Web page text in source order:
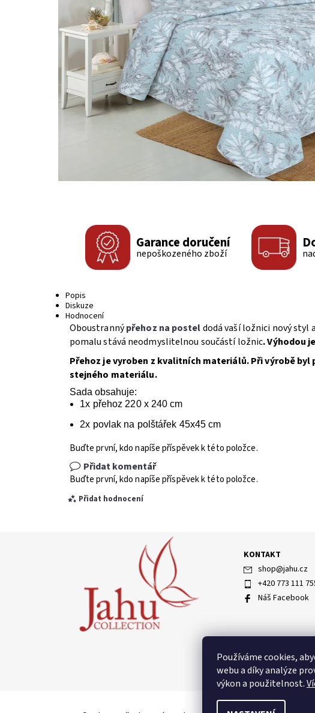
Garance doručení
nepoškozeného zboží
Popis
Diskuze
Hodnocení
Oboustrannýpřehoz na posteldodá vaší ložnici nový styl
pomalu stává neodmyslitelnou součástí ložnic. Výhodou
Přehoz je vyroben z kvalitních materiálů.Při výrobě
stejného materiálu.
Sada obsahuje:
1x přehoz 220 x 240 cm
2x povlak na polštářek 45x45 cm
Buďte první, kdo napíše příspěvek k této položce.
Přidat komentář
Buďte první, kdo napíše příspěvek k této položce.
Přidat hodnocení
podmínkami ochrany osobních
KONTAKT
shop@jahu.cz
+420 773 111
Náš Facebook
Používáme cookies,
webu a díky analýze
výkon a použitelnost.